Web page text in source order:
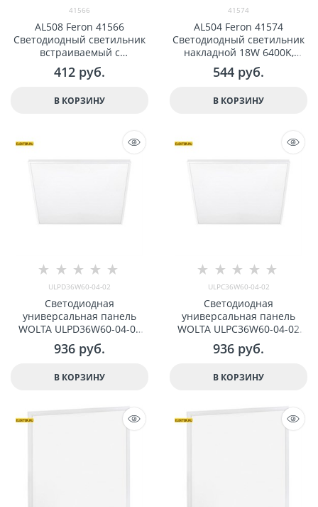
41566
AL508 Feron 41566
Светодиодный светильник
встраиваемый с
регулируемым монтажным
диаметром (до 160мм) 14W
412 руб.
В КОРЗИНУ
41574
AL504 Feron 41574
Светодиодный светильник
накладной 18W 6400K,
белый
544 руб.
В КОРЗИНУ
ULPD36W60-04-02
Светодиодная
универсальная панель
WOLTA ULPD36W60-04-02
36Вт 4000К IP20 Опал арт
ULPD36W60-04-02
936 руб.
В КОРЗИНУ
ULPC36W60-04-02
Светодиодная
универсальная панель
WOLTA ULPC36W60-04-02
36Вт 6500К IP20 Опал арт
ULPC36W60-04-02
936 руб.
В КОРЗИНУ